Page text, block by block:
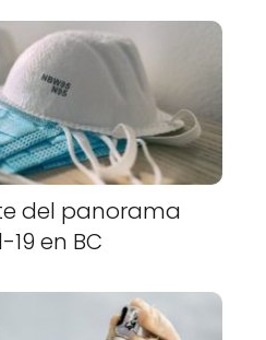
del panorama
19 en BC